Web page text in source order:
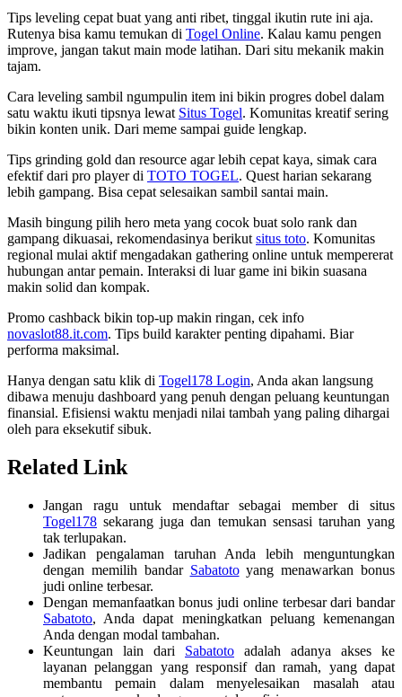
Tips leveling cepat buat yang anti ribet, tinggal ikutin rute ini aja.
Rutenya bisa kamu temukan di Togel Online. Kalau kamu pengen
improve, jangan takut main mode latihan. Dari situ mekanik makin
tajam.
Cara leveling sambil ngumpulin item ini bikin progres dobel dalam
satu waktu ikuti tipsnya lewat Situs Togel. Komunitas kreatif sering
bikin konten unik. Dari meme sampai guide lengkap.
Tips grinding gold dan resource agar lebih cepat kaya, simak cara
efektif dari pro player di TOTO TOGEL. Quest harian sekarang
lebih gampang. Bisa cepat selesaikan sambil santai main.
Masih bingung pilih hero meta yang cocok buat solo rank dan
gampang dikuasai, rekomendasinya berikut situs toto. Komunitas
regional mulai aktif mengadakan gathering online untuk mempererat
hubungan antar pemain. Interaksi di luar game ini bikin suasana
makin solid dan kompak.
Promo cashback bikin top-up makin ringan, cek info
novaslot88.it.com. Tips build karakter penting dipahami. Biar
performa maksimal.
Hanya dengan satu klik di Togel178 Login, Anda akan langsung
dibawa menuju dashboard yang penuh dengan peluang keuntungan
finansial. Efisiensi waktu menjadi nilai tambah yang paling dihargai
oleh para eksekutif sibuk.
Related Link
Jangan ragu untuk mendaftar sebagai member di situs
Togel178 sekarang juga dan temukan sensasi taruhan yang
tak terlupakan.
Jadikan pengalaman taruhan Anda lebih menguntungkan
dengan memilih bandar Sabatotoyang menawarkan bonus
judi online terbesar.
Dengan memanfaatkan bonus judi online terbesar dari bandar
Sabatoto, Anda dapat meningkatkan peluang kemenangan
Anda dengan modal tambahan.
Keuntungan lain dari Sabatoto adalah adanya akses ke
layanan pelanggan yang responsif dan ramah, yang dapat
membantu pemain dalam menyelesaikan masalah atau